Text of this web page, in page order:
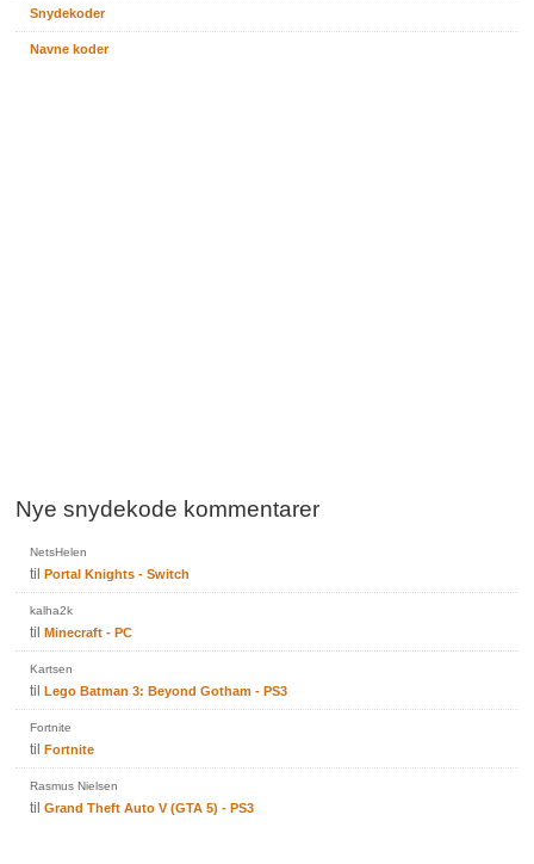
Snydekoder
Navne koder
Nye snydekode kommentarer
NetsHelen
tilPortal Knights - Switch
kalha2k
tilMinecraft - PC
Kartsen
tilLego Batman 3: Beyond Gotham - PS3
Fortnite
tilFortnite
Rasmus Nielsen
tilGrand Theft Auto V (GTA 5) - PS3